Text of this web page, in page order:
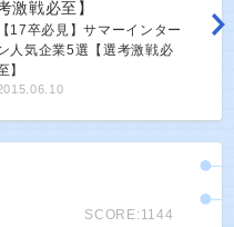
【17卒必見】サマーインター
人気企業5選【選考激戦必
】
SCORE:1144